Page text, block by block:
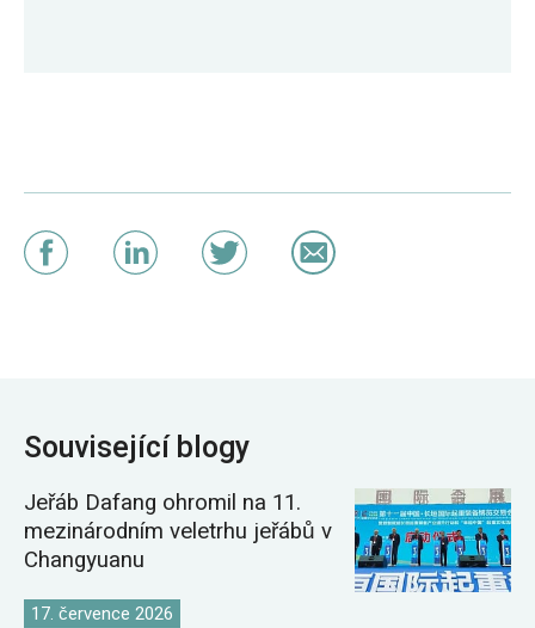
Související blogy
Jeřáb Dafang ohromil na 11.
mezinárodním veletrhu jeřábů v
Changyuanu
17. července 2026